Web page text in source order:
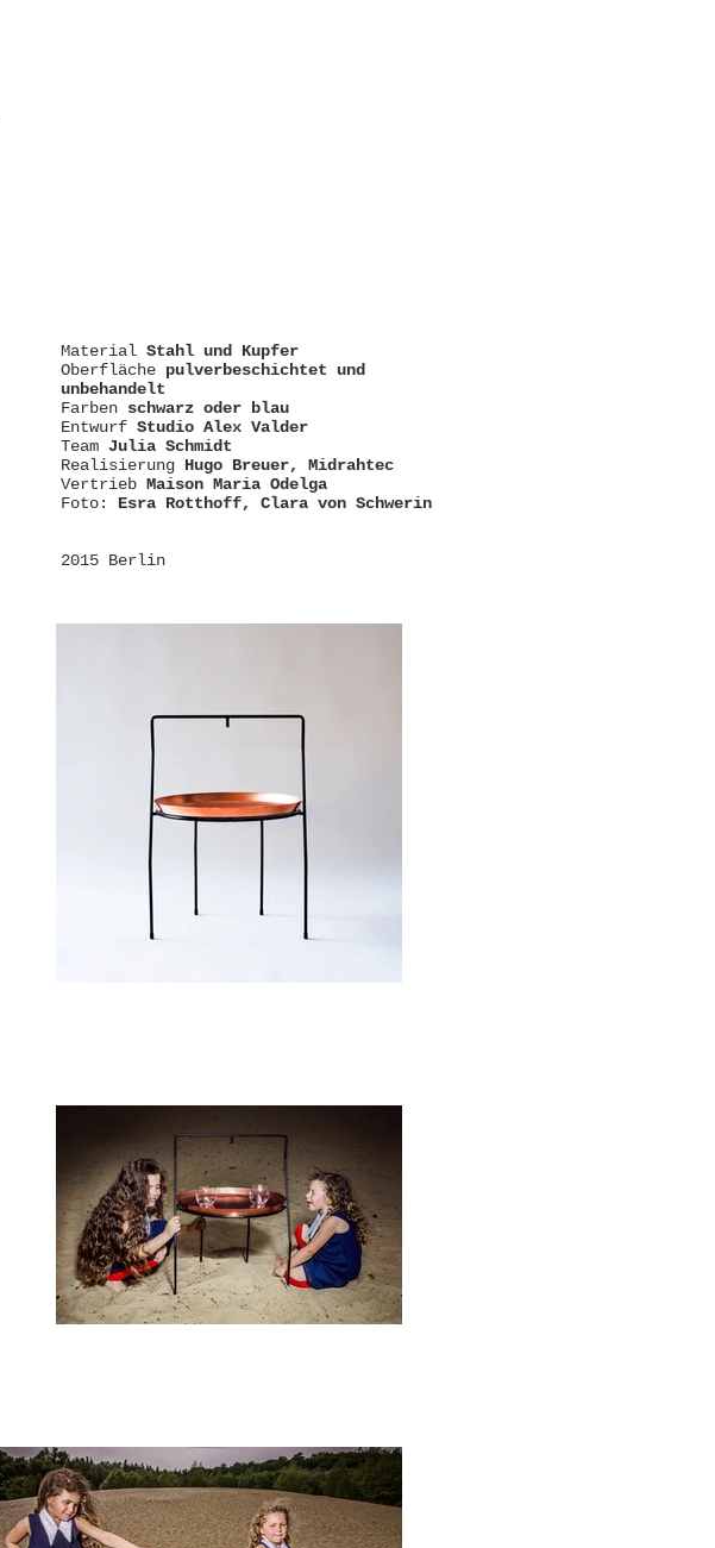
Material Stahl und Kupfer
Oberfläche pulverbeschichtet und
unbehandelt
Farben schwarz oder blau
Entwurf Studio Alex Valder
Team Julia Schmidt
Realisierung Hugo Breuer,
Midrahtec
Vertrieb Maison Maria Odelga
Foto: Esra Rotthoff, Clara von Schwerin
2015 Berlin